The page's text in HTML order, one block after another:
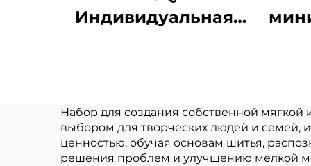
Индивидуальная
с уродливым
логотипом,
индивидуальная
Набор для создания собственной
выбором для творческих людей и семей,
ценностью, обучая основам шитья,
решения проблем и улучшению мелкой